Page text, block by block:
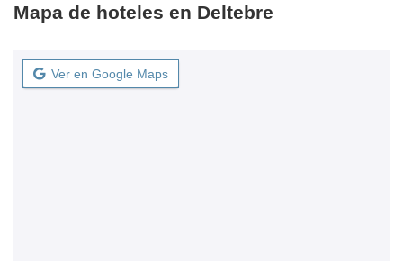
Mapa de hoteles en Deltebre
Ver en Google Maps